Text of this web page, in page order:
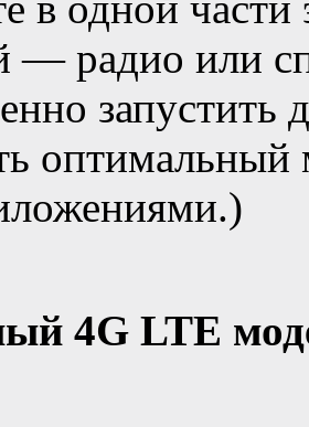
— радио или
оптимальный
4G LTE